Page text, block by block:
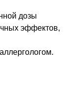
дозы
эффектов,